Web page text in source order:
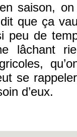
saison,
que ça
peu de
lâchant
se
d’eux.